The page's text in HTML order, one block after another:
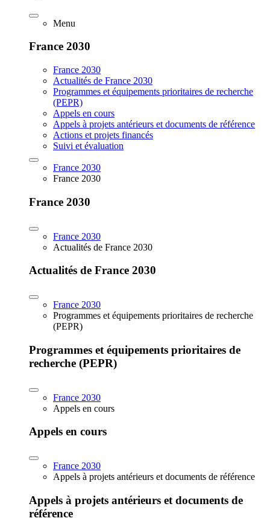
Menu
France 2030
France 2030
Actualités de France 2030
Programmes et équipements prioritaires de recherche
(PEPR)
Appels en cours
Appels à projets antérieurs et documents de référence
Actions et projets financés
Suivi et évaluation
France 2030
France 2030
France 2030
France 2030
Actualités de France 2030
Actualités de France 2030
France 2030
Programmes et équipements prioritaires de recherche
(PEPR)
Programmes et équipements prioritaires de
recherche (PEPR)
France 2030
Appels en cours
Appels en cours
France 2030
Appels à projets antérieurs et documents de référence
Appels à projets antérieurs et documents de
référence